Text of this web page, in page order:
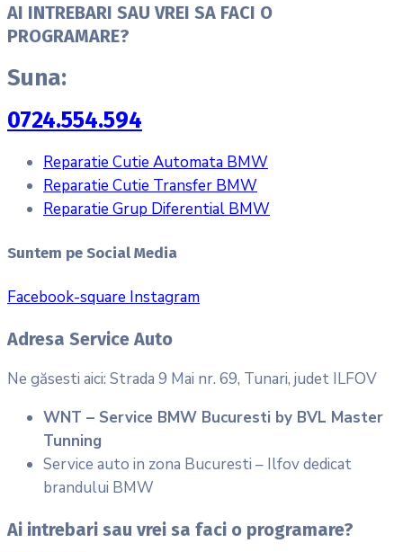
AI INTREBARI SAU VREI SA FACI O
PROGRAMARE?
Suna:
0724.554.594
Reparatie Cutie Automata BMW
Reparatie Cutie Transfer BMW
Reparatie Grup Diferential BMW
Suntem pe Social Media
Facebook-square Instagram
Adresa Service Auto
Ne găsesti aici: Strada 9 Mai nr. 69, Tunari, judet ILFOV
WNT – Service BMW Bucuresti by BVL Master
Tunning
Service auto in zona Bucuresti – Ilfov dedicat
brandului BMW
Ai intrebari sau vrei sa faci o programare?